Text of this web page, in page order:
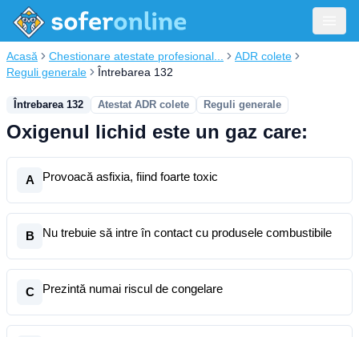
Acasă Chestionare atestate profesional...
ADR colete
Reguli generale
Întrebarea 132
Întrebarea 132 Atestat ADR colete Reguli generale
Oxigenul lichid este un gaz care:
A Provoacă asfixia, fiind foarte toxic
B Nu trebuie să intre în contact cu produsele combustibile
C Prezintă numai riscul de congelare